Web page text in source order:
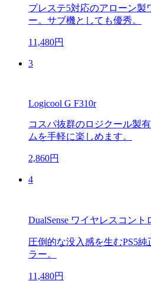
プレステ5対応のアローン製
ー。サブ機としても優秀。
11,480円
3
Logicool G F310r
コスパ抜群のロジクール製
ムを手軽に楽しめます。
2,860円
4
DualSense ワイヤレスコント
圧倒的な没入感を生むPS5
ラー。
11,480円